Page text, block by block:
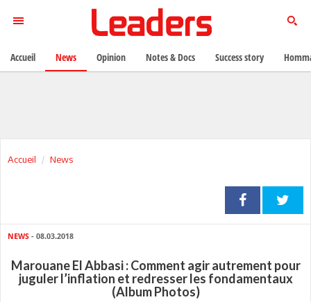
Accueil News
NEWS - 08.03.2018
Marouane El Abbasi : Comment agir autrement pour
juguler l’inflation et redresser les fondamentaux
(Album Photos)
Accueil News Opinion Notes & Docs Success story